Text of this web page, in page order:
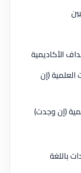
الأكاديمية
(إن
(إن وجدت)
باللغة